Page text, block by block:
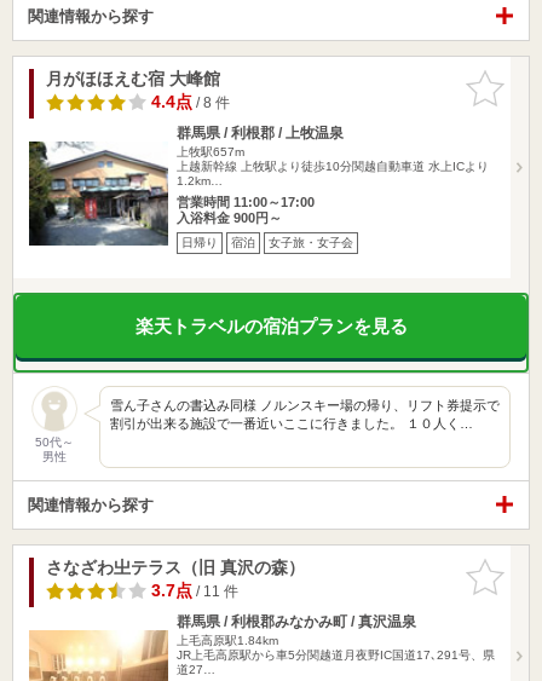
関連情報から探す
お気に入
りに追加
月がほほえむ宿 大峰館
4.4点/ 8 件
群馬県 / 利根郡 / 上牧温泉
上牧駅657m
上越新幹線 上牧駅より徒歩10分関越自動車道 水上ICより
1.2km…
営業時間 11:00～17:00
入浴料金 900円～
日帰り 宿泊 女子旅・女子会
楽天トラベルの宿泊プランを見る
50代～
男性
雪ん子さんの書込み同様 ノルンスキー場の帰り、リフト券提示で
割引が出来る施設で一番近いここに行きました。 １０人く…
関連情報から探す
お気に入
りに追加
さなざわ㞢テラス（旧 真沢の森）
3.7点/ 11 件
群馬県 / 利根郡みなかみ町 / 真沢温泉
上毛高原駅1.84km
JR上毛高原駅から車5分関越道月夜野IC国道17､291号、県
道27…